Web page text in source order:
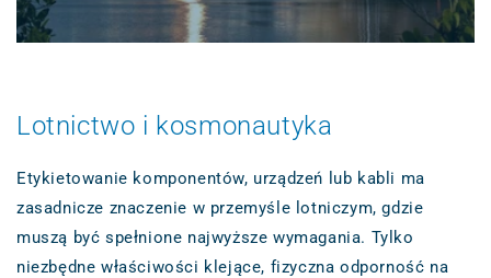
Lotnictwo i kosmonautyka
Etykietowanie komponentów, urządzeń lub kabli ma
zasadnicze znaczenie w przemyśle lotniczym, gdzie
muszą być spełnione najwyższe wymagania. Tylko
niezbędne właściwości klejące, fizyczna odporność na